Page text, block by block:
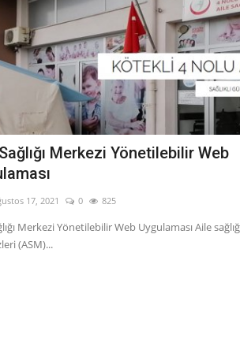
Merkezi Yönetilebilir Web
17, 2021 0 825
Merkezi Yönetilebilir Web Uygulaması Aile
(ASM)...